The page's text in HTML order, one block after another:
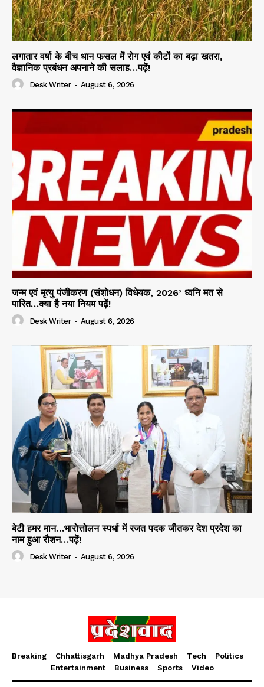
लगातार वर्षा के बीच धान फसल में रोग एवं कीटों का बढ़ा खतरा,
वैज्ञानिक प्रबंधन अपनाने की सलाह…पढ़ें!
Desk Writer - August 6, 2026
जन्म एवं मृत्यु पंजीकरण (संशोधन) विधेयक, 2026’ ध्वनि मत से
पारित…क्या है नया नियम पढ़ें!
Desk Writer - August 6, 2026
बेटी हमर मान…भारोत्तोलन स्पर्धा में रजत पदक जीतकर देश प्रदेश का
नाम हुआ रौशन…पढ़ें!
Desk Writer - August 6, 2026
Breaking Chhattisgarh Madhya Pradesh Tech
Politics
Entertainment
Business Sports Video